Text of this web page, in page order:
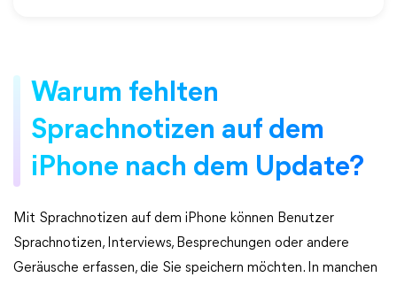
Warum fehlten
Sprachnotizen auf dem
iPhone nach dem Update?
Mit Sprachnotizen auf dem iPhone können Benutzer
Sprachnotizen, Interviews, Besprechungen oder andere
Geräusche erfassen, die Sie speichern möchten. In manchen